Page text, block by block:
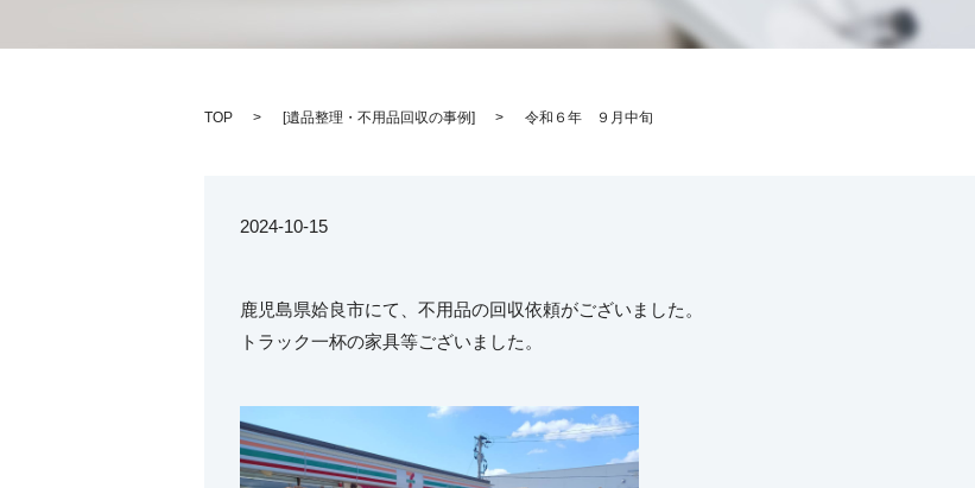
TOP [遺品整理・不用品回収の事例] 令和６年 ９月中旬
2024-10-15
鹿児島県姶良市にて、不用品の回収依頼がございました。
トラック一杯の家具等ございました。